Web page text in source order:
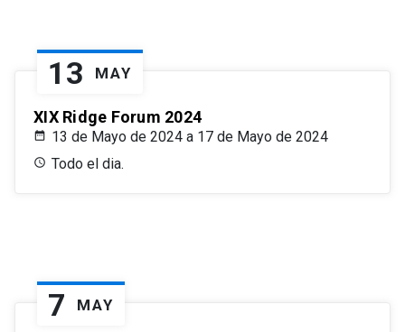
13 MAY
XIX Ridge Forum 2024
13 de Mayo de 2024 a 17 de Mayo de 2024
Todo el dia.
7 MAY